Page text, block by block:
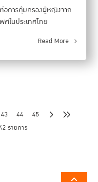
อการคุ้มครองผู้หญิงจาก
ศในประเทศไทย
Read More
43 44
45
รายการ